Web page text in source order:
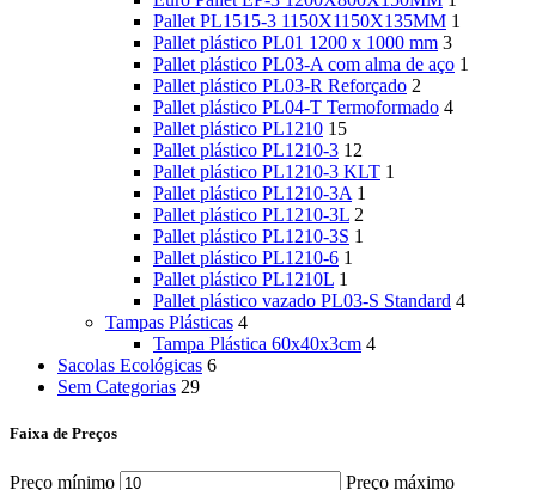
Pallet PL1515-3 1150X1150X135MM 1
Pallet plástico PL01 1200 x 1000 mm 3
Pallet plástico PL03-A com alma de aço 1
Pallet plástico PL03-R Reforçado 2
Pallet plástico PL04-T Termoformado 4
Pallet plástico PL1210 15
Pallet plástico PL1210-3 12
Pallet plástico PL1210-3 KLT 1
Pallet plástico PL1210-3A 1
Pallet plástico PL1210-3L 2
Pallet plástico PL1210-3S 1
Pallet plástico PL1210-6 1
Pallet plástico PL1210L 1
Pallet plástico vazado PL03-S Standard 4
Tampas Plásticas 4
Tampa Plástica 60x40x3cm 4
Sacolas Ecológicas 6
Sem Categorias 29
Faixa de Preços
Preço mínimo Preço máximo